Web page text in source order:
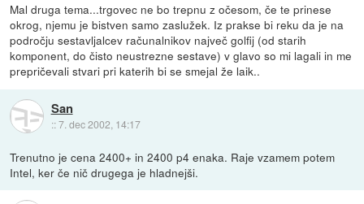
Mal druga tema...trgovec ne bo trepnu z očesom, če te prinese
okrog, njemu je bistven samo zaslužek. Iz prakse bi reku da je na
področju sestavljalcev računalnikov največ golfij (od starih
komponent, do čisto neustrezne sestave) v glavo so mi lagali in me
prepričevali stvari pri katerih bi se smejal že laik..
San
::7. dec 2002, 14:17
Trenutno je cena 2400+ in 2400 p4 enaka. Raje vzamem potem
Intel, ker če nič drugega je hladnejši.